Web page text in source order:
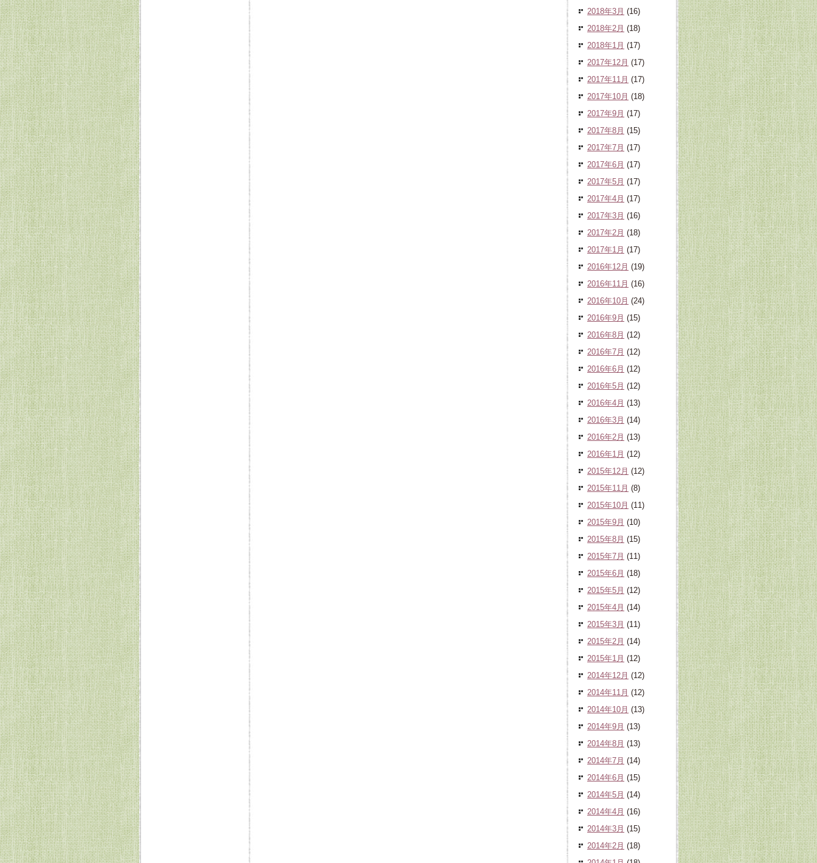
2018年3月 (16)
2018年2月 (18)
2018年1月 (17)
2017年12月 (17)
2017年11月 (17)
2017年10月 (18)
2017年9月 (17)
2017年8月 (15)
2017年7月 (17)
2017年6月 (17)
2017年5月 (17)
2017年4月 (17)
2017年3月 (16)
2017年2月 (18)
2017年1月 (17)
2016年12月 (19)
2016年11月 (16)
2016年10月 (24)
2016年9月 (15)
2016年8月 (12)
2016年7月 (12)
2016年6月 (12)
2016年5月 (12)
2016年4月 (13)
2016年3月 (14)
2016年2月 (13)
2016年1月 (12)
2015年12月 (12)
2015年11月 (8)
2015年10月 (11)
2015年9月 (10)
2015年8月 (15)
2015年7月 (11)
2015年6月 (18)
2015年5月 (12)
2015年4月 (14)
2015年3月 (11)
2015年2月 (14)
2015年1月 (12)
2014年12月 (12)
2014年11月 (12)
2014年10月 (13)
2014年9月 (13)
2014年8月 (13)
2014年7月 (14)
2014年6月 (15)
2014年5月 (14)
2014年4月 (16)
2014年3月 (15)
2014年2月 (18)